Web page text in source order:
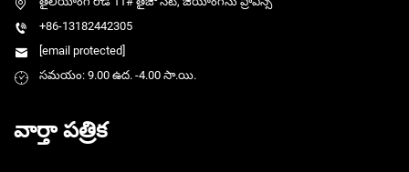
+86-13182442305
[email protected]
సమయం: 9.00 ఉద. -4.00 సా.యి.
వార్తా పత్రిక